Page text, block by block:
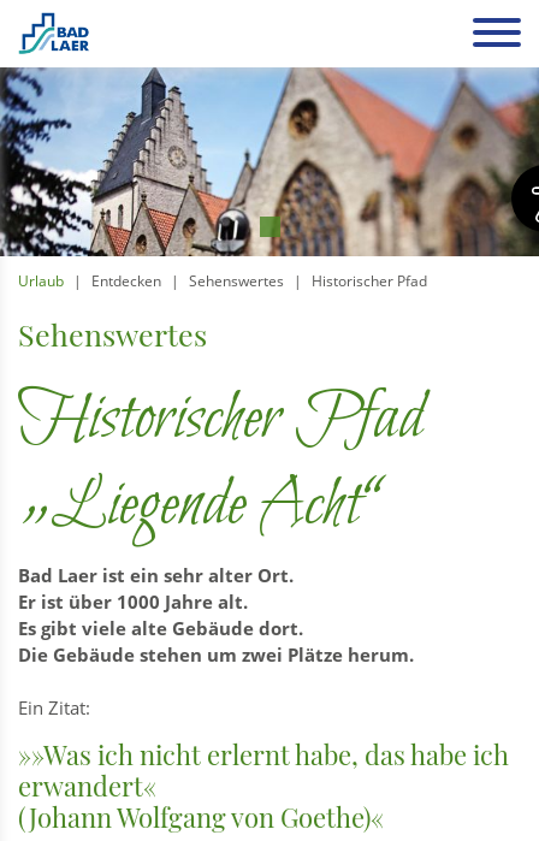
Urlaub Entdecken Sehenswertes Historischer Pfad
Sehenswertes
Historischer Pfad
„Liegende Acht“
Bad Laer ist ein sehr alter Ort.
Er ist über 1000 Jahre alt.
Es gibt viele alte Gebäude dort.
Die Gebäude stehen um zwei Plätze herum.
Ein Zitat:
»»Was ich nicht erlernt habe, das habe ich
erwandert«
(Johann Wolfgang von Goethe)«